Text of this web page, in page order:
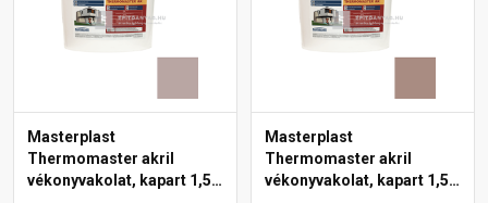
Masterplast
Thermomaster akril
vékonyvakolat, kapart 1,5
Masterplast
Thermomaster akril
vékonyvakolat, kapart 1,5